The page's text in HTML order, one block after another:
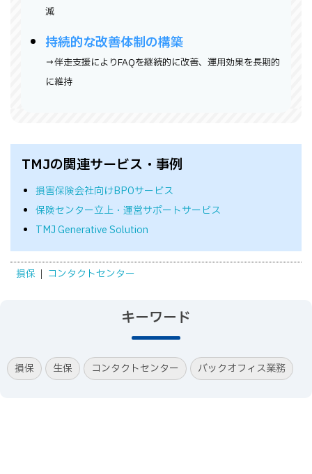
減
持続的な改善体制の構築
→伴走支援によりFAQを継続的に改善、運用効果を長期的
に維持
TMJの関連サービス・事例
損害保険会社向けBPOサービス
保険センター立上・運営サポートサービス
TMJ Generative Solution
損保 コンタクトセンター
キーワード
損保 生保 コンタクトセンター バックオフィス業務